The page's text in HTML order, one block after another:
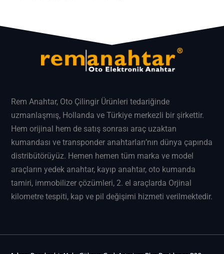
Rem Anahtar, Oto Çilingir Ürünleri tedariğinde
uzmanlaşmış, Hollanda ve Türkiye merkezli bir şirkettir.
Hem orijinal hem de satış sonrası araç uzaktan
kumandası ve transponder anahtarları’nın dünya çapında
distribütörüyüz. Hemen hemen tüm marka ve model
araçların yedek anahtar, kayıp anahtar, oto kumanda
tamiri, immobilizer çözümleri, 2. el araçlarda Orjinal
kilometre tespiti, kap ve pil değişimi hizmeti verilmektedir.